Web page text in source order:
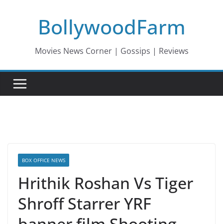
BollywoodFarm
Movies News Corner | Gossips | Reviews
BOX OFFICE NEWS
Hrithik Roshan Vs Tiger
Shroff Starrer YRF